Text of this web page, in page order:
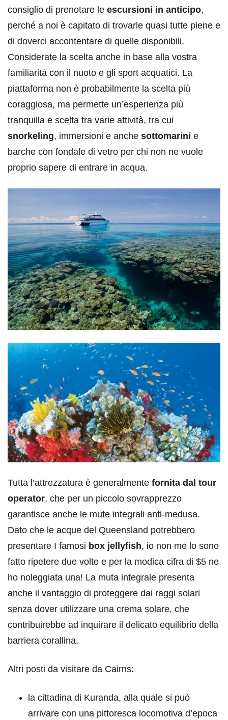
consiglio di prenotare le escursioni in anticipo,
perché a noi è capitato di trovarle quasi tutte piene e
di doverci accontentare di quelle disponibili.
Considerate la scelta anche in base alla vostra
familiarità con il nuoto e gli sport acquatici. La
piattaforma non è probabilmente la scelta più
coraggiosa, ma permette un’esperienza più
tranquilla e scelta tra varie attività, tra cui
snorkeling, immersioni e anche sottomarini e
barche con fondale di vetro per chi non ne vuole
proprio sapere di entrare in acqua.
Tutta l’attrezzatura è generalmente fornita dal tour
operator, che per un piccolo sovrapprezzo
garantisce anche le mute integrali anti-medusa.
Dato che le acque del Queensland potrebbero
presentare I famosi box jellyfish, io non me lo sono
fatto ripetere due volte e per la modica cifra di $5 ne
ho noleggiata una! La muta integrale presenta
anche il vantaggio di proteggere dai raggi solari
senza dover utilizzare una crema solare, che
contribuirebbe ad inquirare il delicato equilibrio della
barriera corallina.
Altri posti da visitare da Cairns:
la cittadina di Kuranda, alla quale si può
arrivare con una pittoresca locomotiva d’epoca